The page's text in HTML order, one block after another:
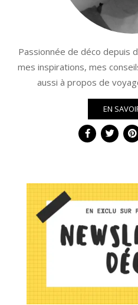
Passionnée de déco depuis
mes inspirations, mes
aussi à propos de
EN